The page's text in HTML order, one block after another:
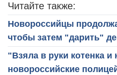
Читайте также:
Новороссийцы
чтобы затем "дарить"
"Взяла в руки котенка
новороссийские